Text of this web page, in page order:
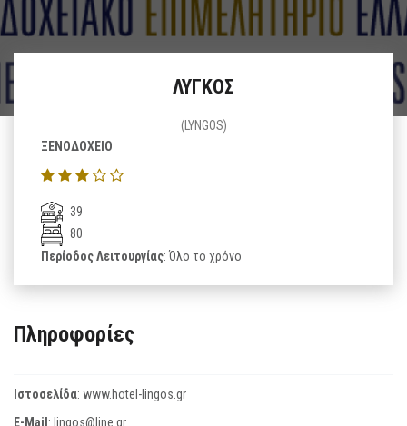
ΛΥΓΚΟΣ
(LYNGOS)
ΞΕΝΟΔΟΧΕΙΟ
39
80
Περίοδος Λειτουργίας: Όλο το χρόνο
Πληροφορίες
Ιστοσελίδα: www.hotel-lingos.gr
E-Mail: lingos@line.gr